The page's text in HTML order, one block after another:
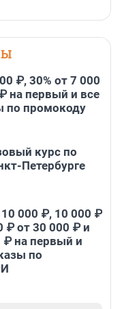
₽, 30% от 7 000
на первый и все
по промокоду
курс по
Петербурге
000 ₽, 10 000 ₽
₽ от 30 000 ₽ и
₽ на первый и
по